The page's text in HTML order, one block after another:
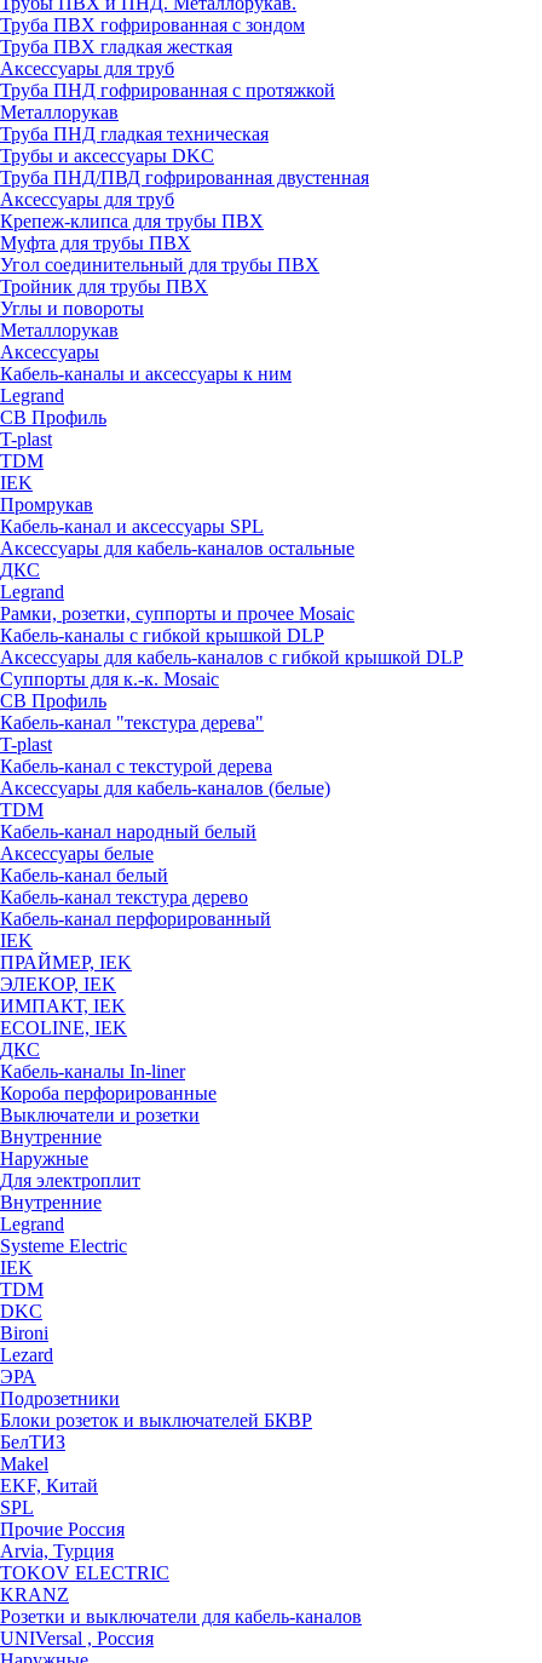
Труба ПВХ гофрированная с зондом
Труба ПВХ гладкая жесткая
Аксессуары для труб
Труба ПНД гофрированная с протяжкой
Металлорукав
Труба ПНД гладкая техническая
Трубы и аксессуары DKC
Труба ПНД/ПВД гофрированная двустенная
Аксессуары для труб
Крепеж-клипса для трубы ПВХ
Муфта для трубы ПВХ
Угол соединительный для трубы ПВХ
Тройник для трубы ПВХ
Углы и повороты
Металлорукав
Аксессуары
Кабель-каналы и аксессуары к ним
Legrand
СВ Профиль
T-plast
TDM
IEK
Промрукав
Кабель-канал и аксессуары SPL
Аксессуары для кабель-каналов остальные
ДКС
Legrand
Рамки, розетки, суппорты и прочее Mosaic
Кабель-каналы с гибкой крышкой DLP
Аксессуары для кабель-каналов с гибкой крышкой DLP
Суппорты для к.-к. Mosaic
СВ Профиль
Кабель-канал "текстура дерева"
T-plast
Кабель-канал с текстурой дерева
Аксессуары для кабель-каналов (белые)
TDM
Кабель-канал народный белый
Аксессуары белые
Кабель-канал белый
Кабель-канал текстура дерево
Кабель-канал перфорированный
IEK
ПРАЙМЕР, IEK
ЭЛЕКОР, IEK
ИМПАКТ, IEK
ECOLINE, IEK
ДКС
Кабель-каналы In-liner
Короба перфорированные
Выключатели и розетки
Внутренние
Наружные
Для электроплит
Внутренние
Legrand
Systeme Electric
IEK
TDM
DKC
Bironi
Lezard
ЭРА
Подрозетники
Блоки розеток и выключателей БКВР
БелТИЗ
Makel
EKF, Китай
SPL
Прочие Россия
Arvia, Турция
TOKOV ELECTRIC
KRANZ
Розетки и выключатели для кабель-каналов
UNIVersal , Россия